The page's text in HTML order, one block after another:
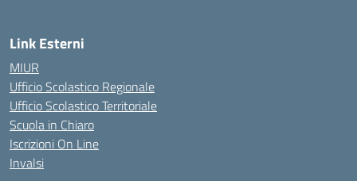
Link Esterni
MIUR
Ufficio Scolastico Regionale
Ufficio Scolastico Territoriale
Scuola in Chiaro
Iscrizioni On Line
Invalsi